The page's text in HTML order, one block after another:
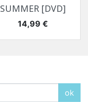
SUMMER [DVD]
Prix
14,99 €
ok